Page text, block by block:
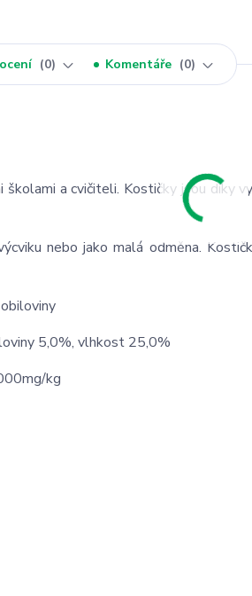
0 Komentáře 0
a cvičiteli. Kostičky jsou díky
nebo jako malá odměna.
5,0%, vlhkost 25,0%
kg